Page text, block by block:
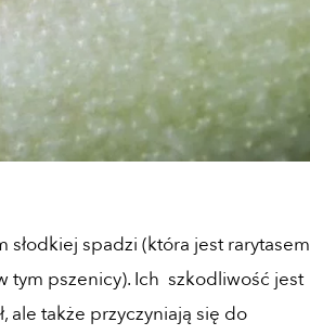
spadzi (która jest rarytasem
tym pszenicy). Ich szkodliwość jest
ale także przyczyniają się do